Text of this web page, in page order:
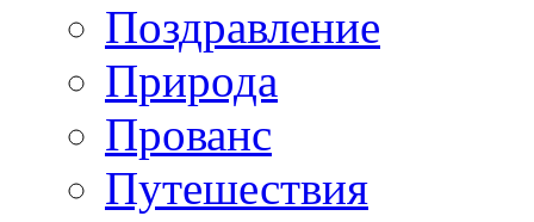
Поздравление
Природа
Прованс
Путешествия